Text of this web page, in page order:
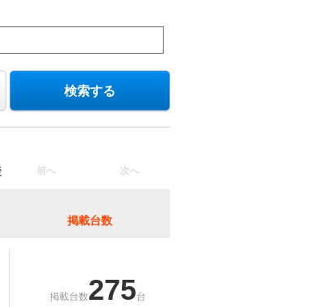
検索する
前へ 次へ
掲載台数
掲載台数275台